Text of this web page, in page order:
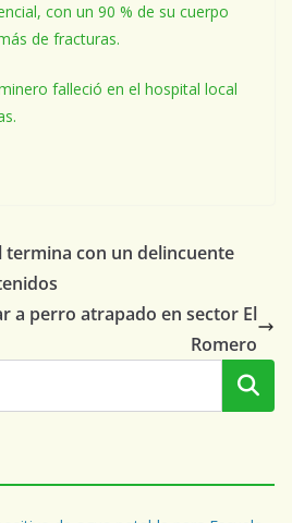
con un 90 % de su cuerpo
de fracturas.
falleció en el hospital local
termina con un delincuente
a perro atrapado en sector El
Romero
Buscar